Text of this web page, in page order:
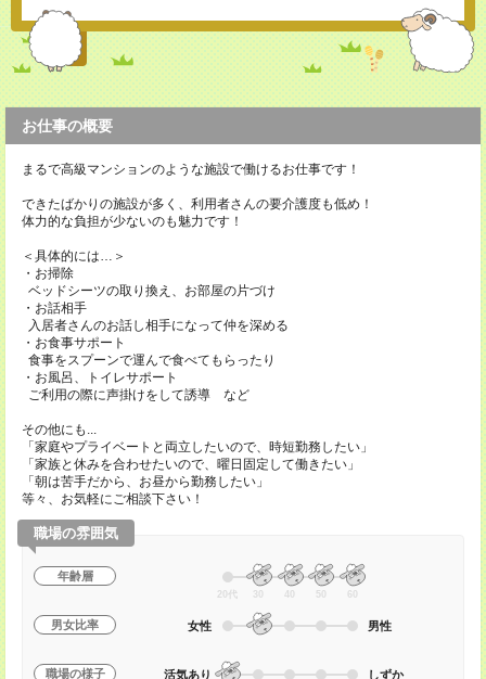
お仕事の概要
まるで高級マンションのような施設で働けるお仕事です！
できたばかりの施設が多く、利用者さんの要介護度も低め！
体力的な負担が少ないのも魅力です！
＜具体的には…＞
・お掃除
ベッドシーツの取り換え、お部屋の片づけ
・お話相手
入居者さんのお話し相手になって仲を深める
・お食事サポート
食事をスプーンで運んで食べてもらったり
・お風呂、トイレサポート
ご利用の際に声掛けをして誘導 など
その他にも...
「家庭やプライベートと両立したいので、時短勤務したい」
「家族と休みを合わせたいので、曜日固定して働きたい」
「朝は苦手だから、お昼から勤務したい」
等々、お気軽にご相談下さい！
職場の雰囲気
年齢層
20代 30 40 50 60
男女比率 女性 男性
職場の様子 活気あり しずか